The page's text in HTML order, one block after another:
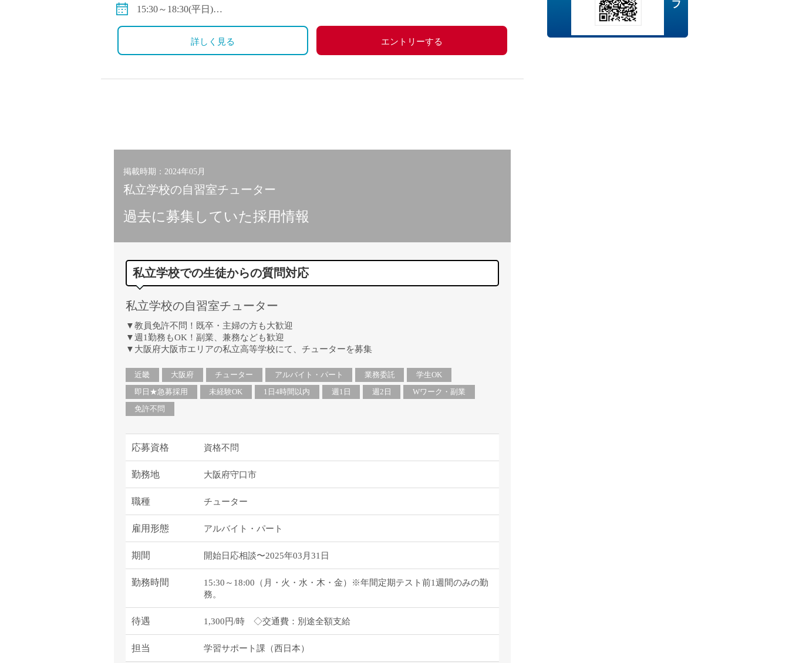
添削・校正スタッフ
学校支援員
こども支援スタッフ
Iターン・Uターン応援
直雇用チャンスあり
15:30～18:30(平日)
9:00～12:30(土曜日)
12:00～15:30(定期考査期間)
シフト制なのでご希望を伺います。
詳しく見る エントリーする
掲載時期：2024年05月
私立学校の自習室チューター
過去に募集していた採用情報
私立学校での生徒からの質問対応
私立学校の自習室チューター
▼教員免許不問！既卒・主婦の方も大歓迎
▼週1勤務もOK！副業、兼務なども歓迎
▼大阪府大阪市エリアの私立高等学校にて、チューターを募集
近畿 大阪府 チューター アルバイト・パート 業務委託
学生OK
即日★急募採用
未経験OK 1日4時間以内 週1日 週2日
Wワーク・副業
免許不問
応募資格 資格不問
勤務地 大阪府守口市
職種 チューター
雇用形態 アルバイト・パート
期間 開始日応相談〜2025年03月31日
勤務時間
15:30～18:00（月・火・水・木・金）※年間定期テスト前1週間のみの勤
務。
待遇 1,300円/時 ◇交通費：別途全額支給
担当 学習サポート課（西日本）